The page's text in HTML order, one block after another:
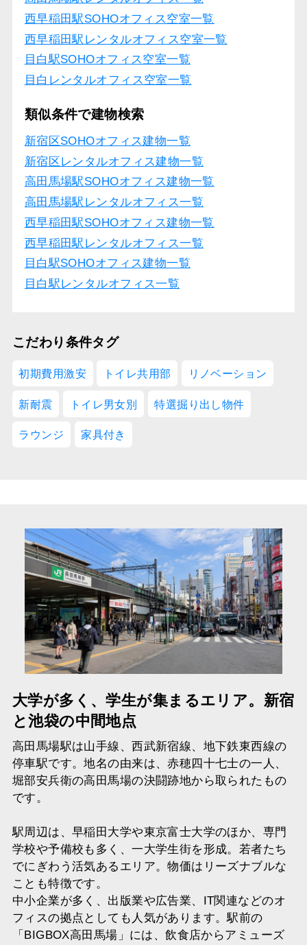
西早稲田駅SOHOオフィス空室一覧
西早稲田駅レンタルオフィス空室一覧
目白駅SOHOオフィス空室一覧
目白レンタルオフィス空室一覧
類似条件で建物検索
新宿区SOHOオフィス建物一覧
新宿区レンタルオフィス建物一覧
高田馬場駅SOHOオフィス建物一覧
高田馬場駅レンタルオフィス一覧
西早稲田駅SOHOオフィス建物一覧
西早稲田駅レンタルオフィス一覧
目白駅SOHOオフィス建物一覧
目白駅レンタルオフィス一覧
こだわり条件タグ
初期費用激安 トイレ共用部 リノベーション
新耐震 トイレ男女別 特選掘り出し物件
ラウンジ 家具付き
大学が多く、学生が集まるエリア。新宿
と池袋の中間地点
高田馬場駅は山手線、西武新宿線、地下鉄東西線の
停車駅です。地名の由来は、赤穂四十七士の一人、
堀部安兵衛の高田馬場の決闘跡地から取られたもの
です。
駅周辺は、早稲田大学や東京富士大学のほか、専門
学校や予備校も多く、一大学生街を形成。若者たち
でにぎわう活気あるエリア。物価はリーズナブルな
ことも特徴です。
中小企業が多く、出版業や広告業、IT関連などのオ
フィスの拠点としても人気があります。駅前の
「BIGBOX高田馬場」には、飲食店からアミューズ